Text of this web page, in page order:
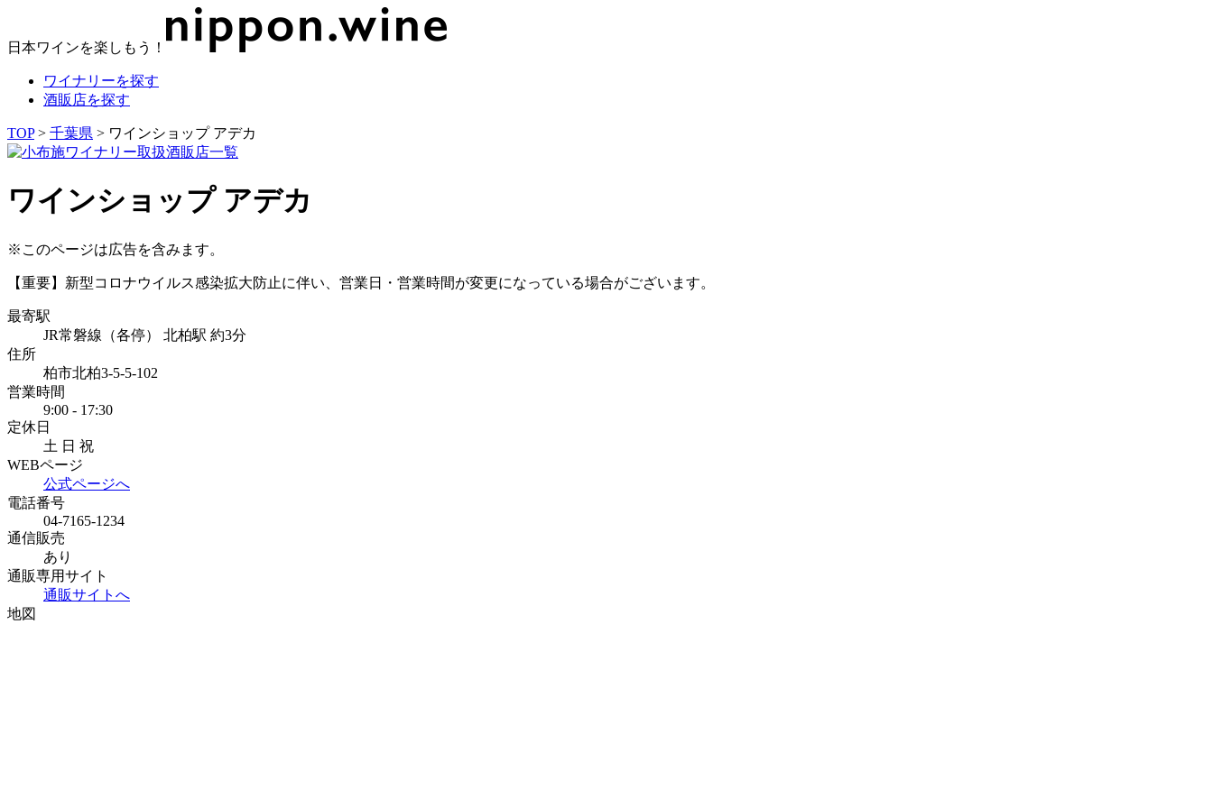
日本ワインを楽しもう！
ワイナリーを探す
酒販店を探す
TOP> 千葉県 > ワインショップ アデカ
ワインショップ アデカ
※このページは広告を含みます。
【重要】新型コロナウイルス感染拡大防止に伴い、営業日・営業時間が変更になっている場合がございます。
最寄駅
JR常磐線（各停） 北柏駅 約3分
住所
柏市北柏3-5-5-102
営業時間
9:00 - 17:30
定休日
土 日 祝
WEBページ
公式ページへ
電話番号
04-7165-1234
通信販売
あり
通販専用サイト
通販サイトへ
地図